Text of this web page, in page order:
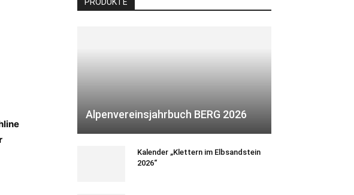
PRODUKTE
Alpenvereinsjahrbuch BERG 2026
Kalender „Klettern im Elbsandstein
2026“